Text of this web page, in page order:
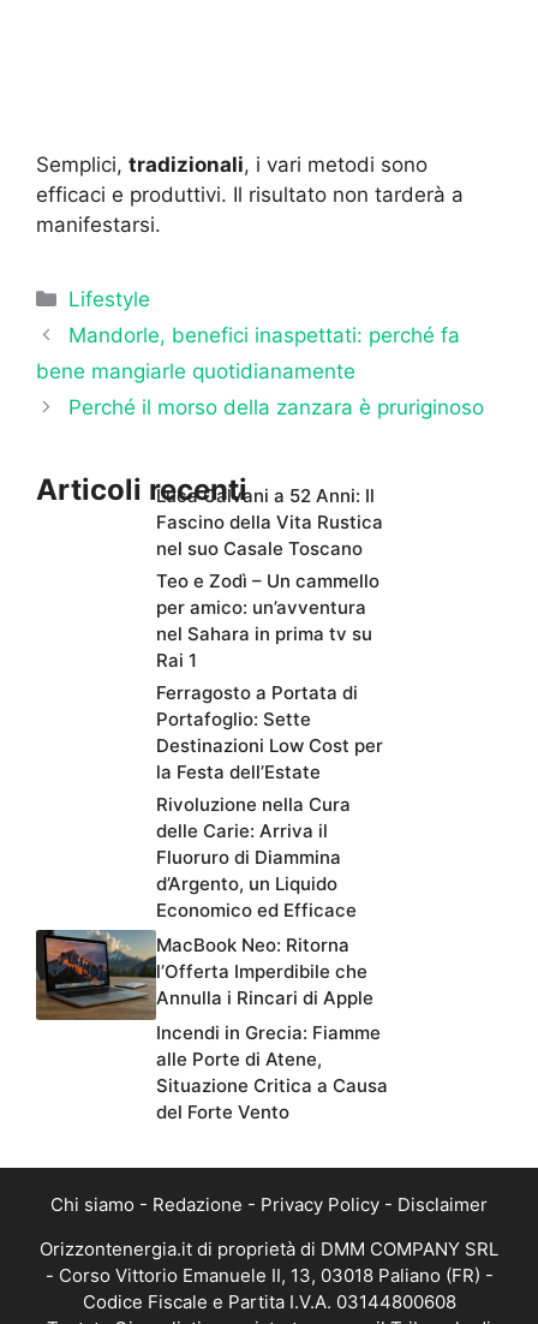
Semplici, tradizionali, i vari metodi sono
efficaci e produttivi. Il risultato non tarderà a
manifestarsi.
Categorie
Lifestyle
Mandorle, benefici inaspettati: perché fa
bene mangiarle quotidianamente
Perché il morso della zanzara è pruriginoso
Articoli recentiLuca Calvani a 52 Anni: Il
Fascino della Vita Rustica
nel suo Casale Toscano
Teo e Zodì – Un cammello
per amico: un’avventura
nel Sahara in prima tv su
Rai 1
Ferragosto a Portata di
Portafoglio: Sette
Destinazioni Low Cost per
la Festa dell’Estate
Rivoluzione nella Cura
delle Carie: Arriva il
Fluoruro di Diammina
d’Argento, un Liquido
Economico ed Efficace
MacBook Neo: Ritorna
l’Offerta Imperdibile che
Annulla i Rincari di Apple
Incendi in Grecia: Fiamme
alle Porte di Atene,
Situazione Critica a Causa
del Forte Vento
Chi siamo - Redazione - Privacy Policy - Disclaimer
Orizzontenergia.it di proprietà di DMM COMPANY SRL
- Corso Vittorio Emanuele II, 13, 03018 Paliano (FR) -
Codice Fiscale e Partita I.V.A. 03144800608